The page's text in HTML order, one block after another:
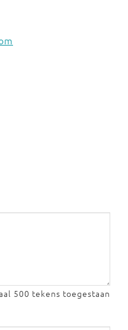
500 tekens toegestaan